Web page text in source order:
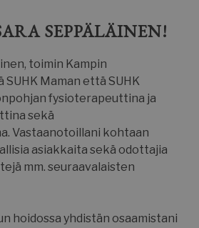
SEPPÄLÄINEN!
toimin Kampin
Maman että SUHK
fysioterapeuttina ja
sekä
Vastaanotoillani kohtaan
asiakkaita sekä odottajia
mm. seuraavalaisten
hoidossa yhdistän osaamistani